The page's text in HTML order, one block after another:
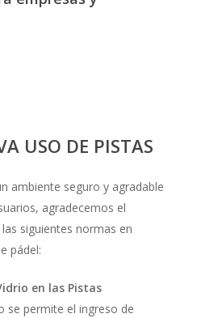
USO DE PISTAS
ambiente seguro y agradable
agradecemos el
siguientes normas en
pádel:
en las Pistas
se permite el ingreso de